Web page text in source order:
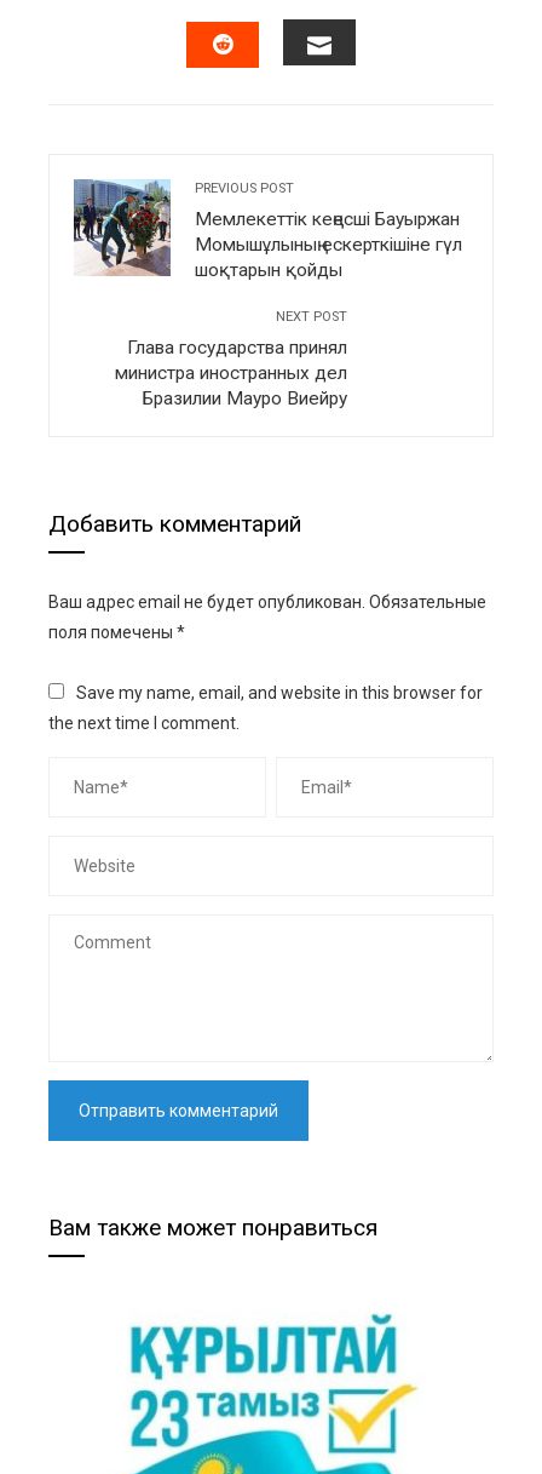
FACEBOOKTWITTERLINKEDIN
PREVIOUS POST
Мемлекеттік кеңесші Бауыржан
Момышұлының ескерткішіне гүл
шоқтарын қойды
NEXT POST
Глава государства принял
министра иностранных дел
Бразилии Мауро Виейру
Добавить комментарий
Ваш адрес email не будет опубликован. Обязательные
поля помечены *
Save my name, email, and website in this browser for
the next time I comment.
Вам также может понравиться